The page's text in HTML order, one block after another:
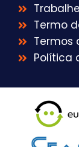
Termo
Termos
Política